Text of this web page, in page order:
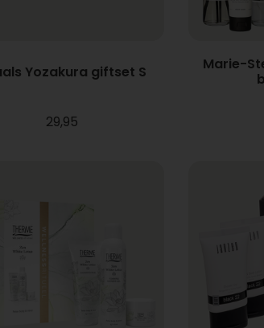
Yozakura giftset S
29,95
Marie-